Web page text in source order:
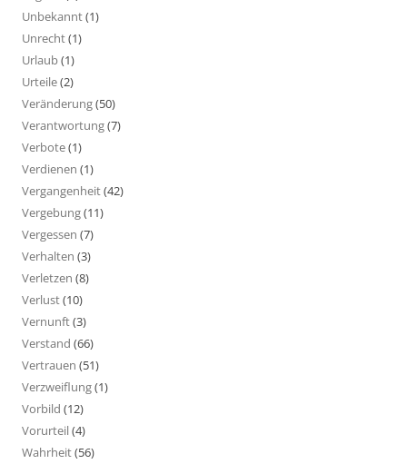
Unbekannt(1)
Unrecht(1)
Urlaub(1)
Urteile(2)
Veränderung(50)
Verantwortung(7)
Verbote(1)
Verdienen (1)
Vergangenheit(42)
Vergebung(11)
Vergessen (7)
Verhalten (3)
Verletzen (8)
Verlust(10)
Vernunft(3)
Verstand (66)
Vertrauen (51)
Verzweiflung(1)
Vorbild (12)
Vorurteil(4)
Wahrheit(56)